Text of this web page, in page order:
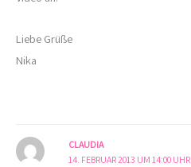
Liebe Grüße
Nika
CLAUDIA
14. FEBRUAR 2013 UM 14:00 UHR